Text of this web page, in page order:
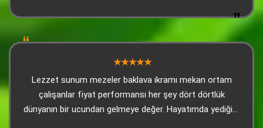
Lezzet sunum mezeler baklava ikramı mekan ortam
çalışanlar fiyat performansı her şey dört dörtlük
dünyanın bir ucundan gelmeye değer. Hayatımda yediğim